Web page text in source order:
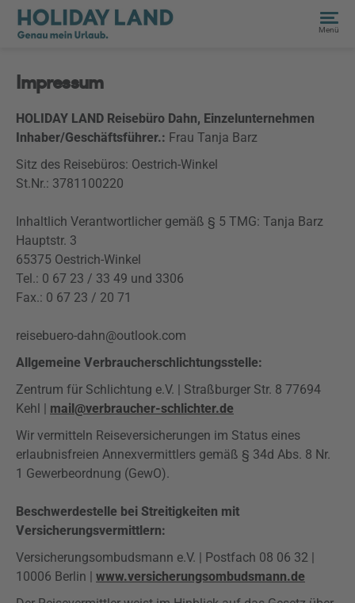
Menü
Impressum
HOLIDAY LAND Reisebüro Dahn, Einzelunternehmen
Inhaber/Geschäftsführer.: Frau Tanja Barz
Sitz des Reisebüros: Oestrich-Winkel
St.Nr.: 3781100220
Inhaltlich Verantwortlicher gemäß § 5 TMG: Tanja Barz
Hauptstr. 3
65375 Oestrich-Winkel
Tel.: 0 67 23 / 33 49 und 3306
Fax.: 0 67 23 / 20 71
reisebuero-dahn@outlook.com
Allgemeine Verbraucherschlichtungsstelle:
Zentrum für Schlichtung e.V. | Straßburger Str. 8 77694
Kehl | mail@verbraucher-schlichter.de
Wir vermitteln Reiseversicherungen im Status eines
erlaubnisfreien Annexvermittlers gemäß § 34d Abs. 8 Nr.
1 Gewerbeordnung (GewO).
Beschwerdestelle bei Streitigkeiten mit
Versicherungsvermittlern:
Versicherungsombudsmann e.V. | Postfach 08 06 32 |
10006 Berlin | www.versicherungsombudsmann.de